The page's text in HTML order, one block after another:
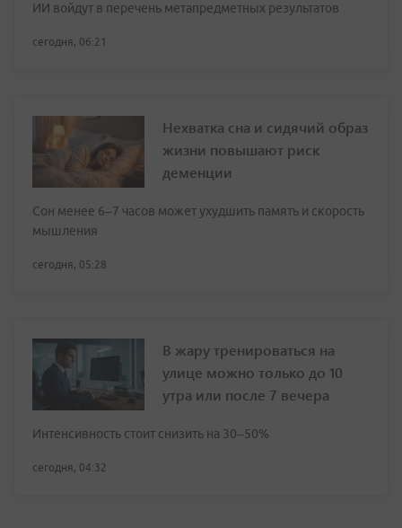
ИИ войдут в перечень метапредметных результатов
сегодня, 06:21
Нехватка сна и сидячий образ
жизни повышают риск
деменции
Сон менее 6–7 часов может ухудшить память и скорость
мышления
сегодня, 05:28
В жару тренироваться на
улице можно только до 10
утра или после 7 вечера
Интенсивность стоит снизить на 30–50%
сегодня, 04:32